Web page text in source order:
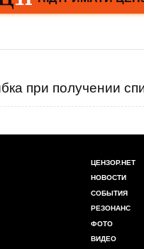
при получении
ЦЕНЗОР.НЕТ
НОВОСТИ
СОБЫТИЯ
РЕЗОНАНС
ФОТО
ВИДЕО